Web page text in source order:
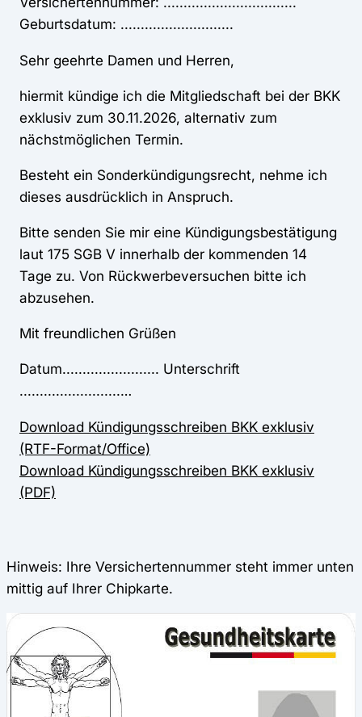
Geburtsdatum: ............................
Sehr geehrte Damen und Herren,
hiermit kündige ich die Mitgliedschaft bei der BKK
exklusiv zum 30.11.2026, alternativ zum
nächstmöglichen Termin.
Besteht ein Sonderkündigungsrecht, nehme ich
dieses ausdrücklich in Anspruch.
Bitte senden Sie mir eine Kündigungsbestätigung
laut 175 SGB V innerhalb der kommenden 14
Tage zu. Von Rückwerbeversuchen bitte ich
abzusehen.
Mit freundlichen Grüßen
Datum........................ Unterschrift
.........................…
Download Kündigungsschreiben BKK exklusiv
(RTF-Format/Office)
Download Kündigungsschreiben BKK exklusiv
(PDF)
Hinweis: Ihre Versichertennummer steht immer unten
mittig auf Ihrer Chipkarte.